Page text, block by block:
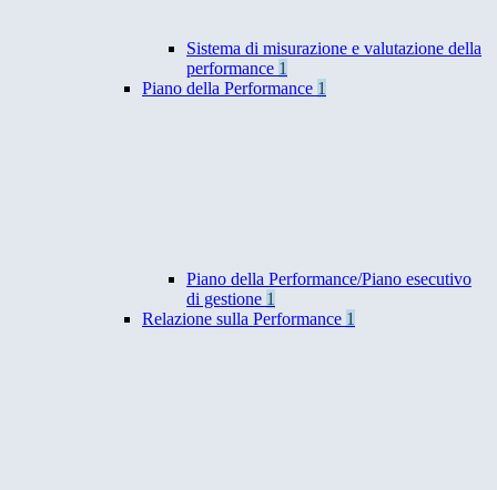
Sistema di misurazione e valutazione della
performance 1
Piano della Performance 1
Piano della Performance/Piano esecutivo
di gestione 1
Relazione sulla Performance 1